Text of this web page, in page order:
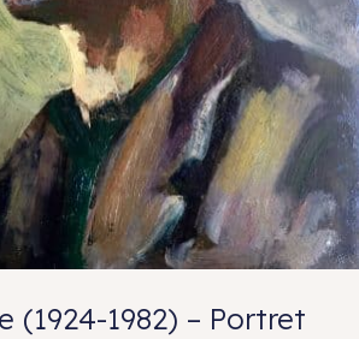
(1924-1982) – Portret